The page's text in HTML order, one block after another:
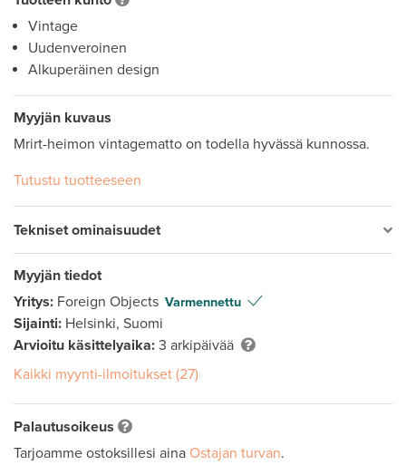
Vintage
Uudenveroinen
Alkuperäinen design
Myyjän kuvaus
Mrirt-heimon vintagematto on todella hyvässä kunnossa.
Tutustu tuotteeseen
Tekniset ominaisuudet
Myyjän tiedot
Yritys: Foreign Objects Varmennettu
Sijainti: Helsinki, Suomi
Arvioitu käsittelyaika: 3 arkipäivää
Kaikki myynti-ilmoitukset (27)
Palautusoikeus
Tarjoamme ostoksillesi aina Ostajan turvan.